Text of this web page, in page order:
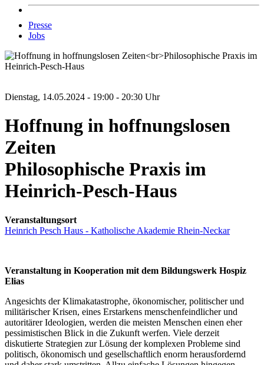
Presse
Jobs
Dienstag, 14.05.2024 - 19:00 - 20:30 Uhr
Hoffnung in hoffnungslosen
Zeiten
Philosophische Praxis im
Heinrich-Pesch-Haus
Veranstaltungsort
Heinrich Pesch Haus - Katholische Akademie Rhein-Neckar
Veranstaltung in Kooperation mit dem Bildungswerk Hospiz
Elias
Angesichts der Klimakatastrophe, ökonomischer, politischer und
militärischer Krisen, eines Erstarkens menschenfeindlicher und
autoritärer Ideologien, werden die meisten Menschen einen eher
pessimistischen Blick in die Zukunft werfen. Viele derzeit
diskutierte Strategien zur Lösung der komplexen Probleme sind
politisch, ökonomisch und gesellschaftlich enorm herausfordernd